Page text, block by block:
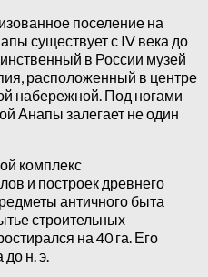
поселение на
существует с IV века до
в России музей
расположенный в центре
набережной. Под ногами
Анапы залегает не один
комплекс
и построек древнего
античного быта
строительных
на 40 га. Его
до н. э.